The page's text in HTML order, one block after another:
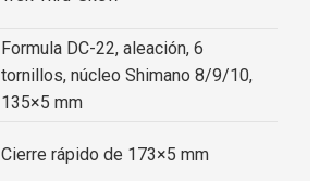
Formula DC-22, aleación, 6
tornillos, núcleo Shimano 8/9/10,
135×5 mm
Cierre rápido de 173×5 mm